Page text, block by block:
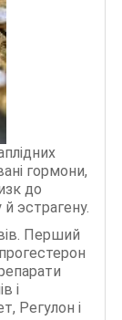
гормони,
до
й эстрагену.
Перший
і
Регулон і